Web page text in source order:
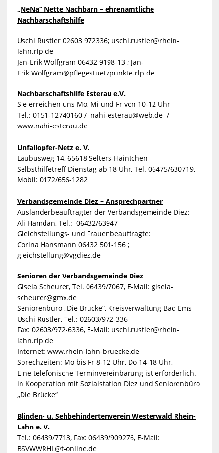
„NeNa“ Nette Nachbarn – ehrenamtliche
Nachbarschaftshilfe
Uschi Rustler 02603 972336; uschi.rustler@rhein-
lahn.rlp.de
Jan-Erik Wolfgram 06432 9198-13 ; Jan-
Erik.Wolfgram@pflegestuetzpunkte-rlp.de
Nachbarschaftshilfe Esterau e.V.
Sie erreichen uns Mo, Mi und Fr von 10-12 Uhr
Tel.: 0151-12740160 / nahi-esterau@web.de /
www.nahi-esterau.de
Unfallopfer-Netz e. V.
Laubusweg 14, 65618 Selters-Haintchen
Selbsthilfetreff Dienstag ab 18 Uhr, Tel. 06475/630719,
Mobil: 0172/656-1282
Verbandsgemeinde Diez – Ansprechpartner
Ausländerbeauftragter der Verbandsgemeinde Diez:
Ali Hamdan, Tel.: 06432/63947
Gleichstellungs- und Frauenbeauftragte:
Corina Hansmann 06432 501-156 ;
gleichstellung@vgdiez.de
Senioren der Verbandsgemeinde Diez
Gisela Scheurer, Tel. 06439/7067, E-Mail: gisela-
scheurer@gmx.de
Seniorenbüro ,,Die Brücke“, Kreisverwaltung Bad Ems
Uschi Rustler, Tel.: 02603/972-336
Fax: 02603/972-6336, E-Mail: uschi.rustler@rhein-
lahn.rlp.de
Internet: www.rhein-lahn-bruecke.de
Sprechzeiten: Mo bis Fr 8-12 Uhr, Do 14-18 Uhr,
Eine telefonische Terminvereinbarung ist erforderlich.
in Kooperation mit Sozialstation Diez und Seniorenbüro
,,Die Brücke“
Blinden- u. Sehbehindertenverein Westerwald Rhein-
Lahn e. V.
Tel.: 06439/7713, Fax: 06439/909276, E-Mail:
BSVWWRHL@t-online.de